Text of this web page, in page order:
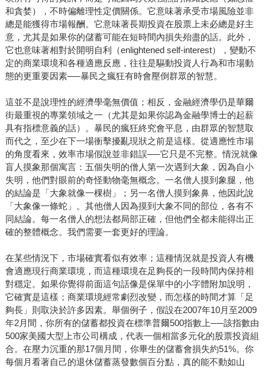
和貪婪），不時偏離理性定價關係。它意味著承受市場風險並非
總是能獲得市場報酬。它意味著長期投資在股票上未必總是好主
意，尤其是如果你的儲蓄可能在短時間內損失殆盡的話。此外，
它也意味著相對於開明自利（enlightened self-interest），變動不
定的商業環境和各種適應反應，往往是驅動投資人行為和市場動
態的更重要因素──暴民之瘋狂有時會壓倒群眾的智慧。
這並不是說理性的經濟學毫無價值；相反，金融經濟學仍是華爾
街最重視的專業領域之一（尤其是如果你認為金融學博士的起薪
具有指標意義的話）。暴民的瘋狂終究會平息，由群眾的智慧取
而代之，至少在下一場衝擊擾亂現狀之前是這樣。從適應性市場
的角度看來，效率市場假說並非錯誤──它只是不完整。情況就像
盲人摸象那個寓言：五個失明的僧人第一次遇到大象，因為自小
失明，他們對眼前的奇怪動物毫無概念。一名僧人摸到象腿，他
的結論是「大象就像一棵樹」；另一名僧人摸到象鼻，他因此說
「大象像一條蛇」。其他僧人因為摸到大象不同的部位，各有不
同結論。每一名僧人的想法都局部正確，但他們全都未能得出正
確的整體概念。我們需要一套更好的理論。
在某些情況下，市場確實看似有效率；這種情況就是投資人有機
會適應現行商業環境，而這種環境在足夠長的一段時間內保持相
對穩定。如果你覺得前面這句話像是保單中的小字體附加說明，
它確實是這樣；商業環境經常劇烈改變，而怎樣的時間才算「足
夠長」則取決於許多因素。舉個例子，假設在2007年10月至2009
年2月間，你所有的儲蓄都投資在標準普爾500指數上──該指數由
500家美國大型上市公司構成，代表一個相當多元化的股票投資組
合。在壓力沉重的那17個月間，你畢生的儲蓄會損失約51%。你
每個月看著自己的退休儲蓄蒸發數個百分點，真的能不動如山